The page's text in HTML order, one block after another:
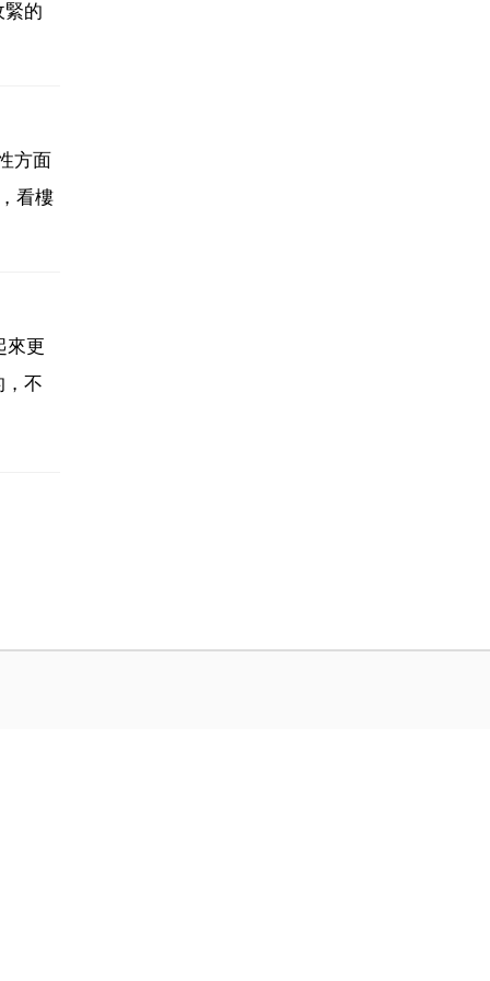
緊的
方面
看樓
來更
不